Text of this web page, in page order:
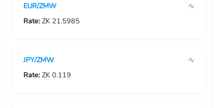
USD/GMD
USD/GYD
EUR/ZMW
Rate: ZK 21.5985
JPY/ZMW
Rate: ZK 0.119